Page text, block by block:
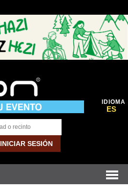
IDIOMA
ES
INICIAR SESIÓN